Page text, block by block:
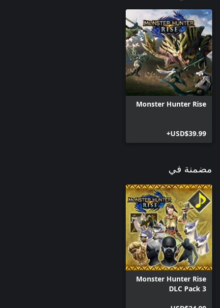
Monster Hunter Rise
USD$39.99+
مضمنة في
Monster Hunter Rise
DLC Pack 3